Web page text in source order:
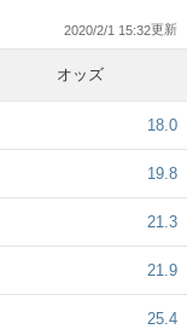
2020/2/1 15:32
オッズ
18.0
19.8
21.3
21.9
25.4